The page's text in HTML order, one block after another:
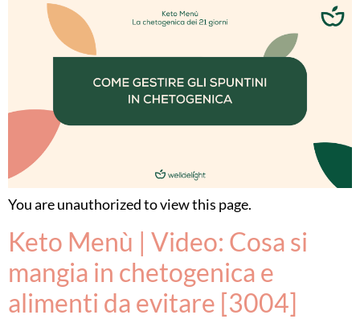
You are unauthorized to view this page.
Keto Menù | Video: Cosa si
mangia in chetogenica e
alimenti da evitare [3004]